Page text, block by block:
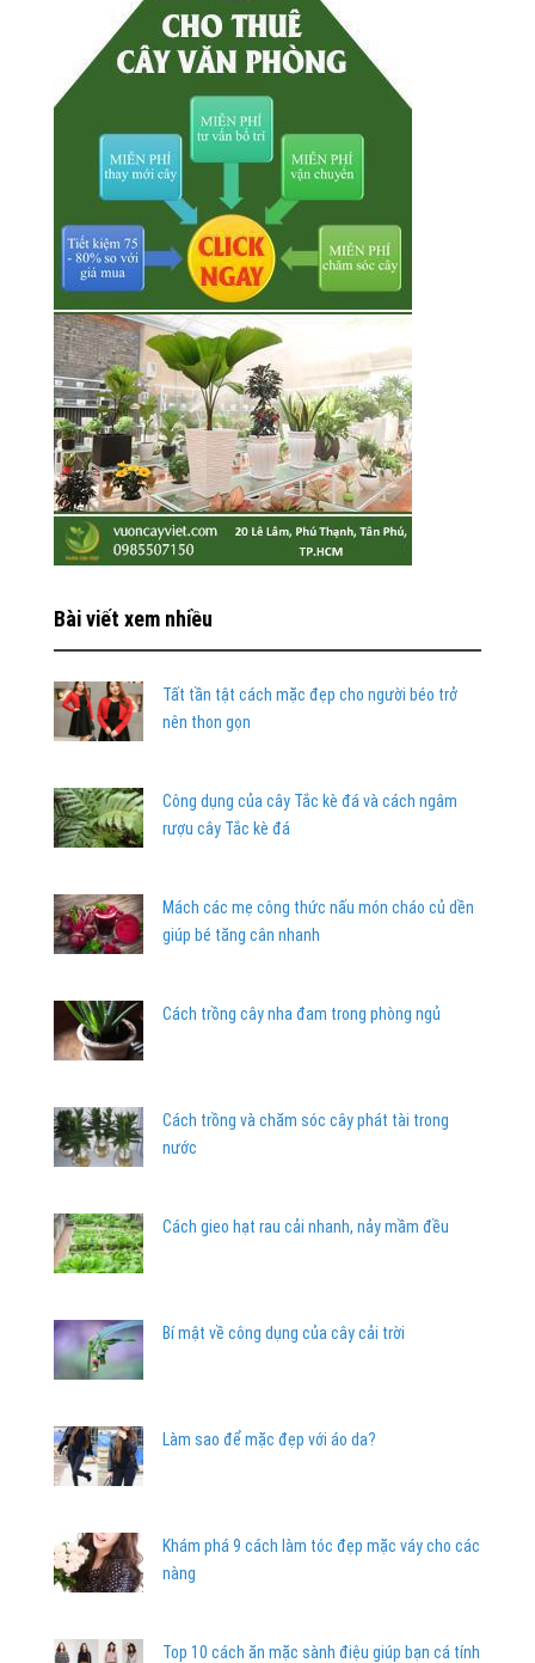
Bài viết xem nhiều
Tất tần tật cách mặc đẹp cho người béo trở
nên thon gọn
Công dụng của cây Tắc kè đá và cách ngâm
rượu cây Tắc kè đá
Mách các mẹ công thức nấu món cháo củ dền
giúp bé tăng cân nhanh
Cách trồng cây nha đam trong phòng ngủ
Cách trồng và chăm sóc cây phát tài trong
nước
Cách gieo hạt rau cải nhanh, nảy mầm đều
Bí mật về công dụng của cây cải trời
Làm sao để mặc đẹp với áo da?
Khám phá 9 cách làm tóc đẹp mặc váy cho các
nàng
Top 10 cách ăn mặc sành điệu giúp bạn cá tính